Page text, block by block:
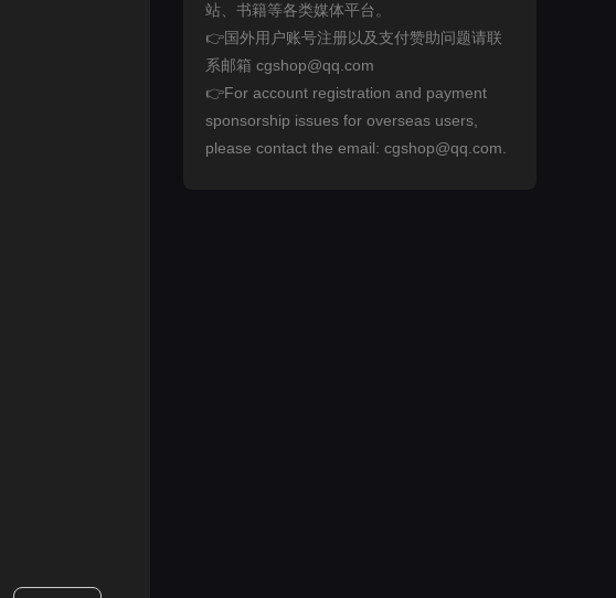
站、书籍等各类媒体平台。
👉国外用户账号注册以及支付赞助问题请联
系邮箱 cgshop@qq.com
👉For account registration and payment
sponsorship issues for overseas users,
please contact the email: cgshop@qq.com.